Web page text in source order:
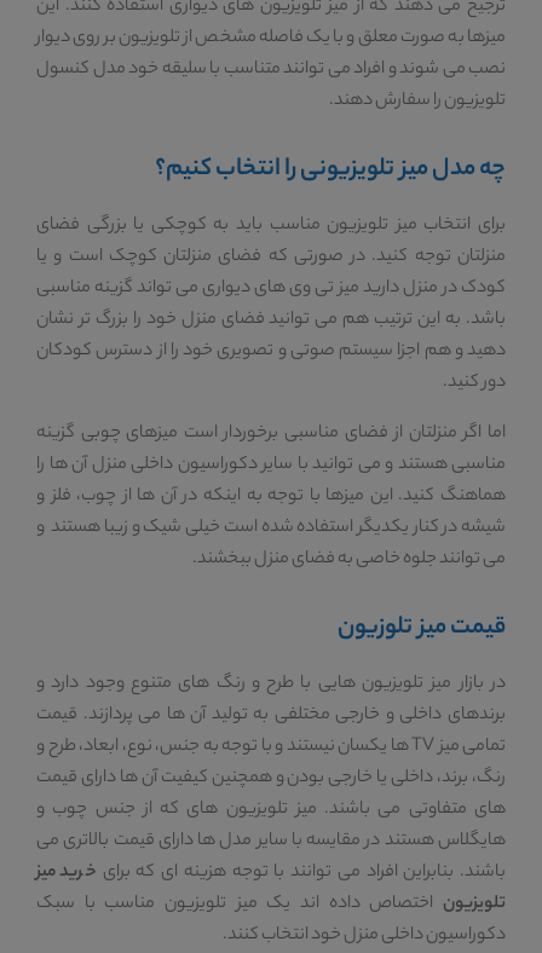
ترجیح می دهند که از میز تلویزیون های دیواری استفاده کنند. این
میزها به صورت معلق و با یک فاصله مشخص از تلویزیون بر روی دیوار
نصب می شوند و افراد می توانند متناسب با سلیقه خود مدل کنسول
تلویزیون را سفارش دهند.
چه مدل میز تلویزیونی را انتخاب کنیم؟
برای انتخاب میز تلویزیون مناسب باید به کوچکی یا بزرگی فضای
منزلتان توجه کنید. در صورتی که فضای منزلتان کوچک است و یا
کودک در منزل دارید میز تی وی های دیواری می تواند گزینه مناسبی
باشد. به این ترتیب هم می توانید فضای منزل خود را بزرگ تر نشان
دهید و هم اجزا سیستم صوتی و تصویری خود را از دسترس کودکان
دور کنید.
اما اگر منزلتان از فضای مناسبی برخوردار است میزهای چوبی گزینه
مناسبی هستند و می توانید با سایر دکوراسیون داخلی منزل آن ها را
هماهنگ کنید. این میزها با توجه به اینکه در آن ها از چوب، فلز و
شیشه در کنار یکدیگر استفاده شده است خیلی شیک و زیبا هستند و
می توانند جلوه خاصی به فضای منزل ببخشند.
قیمت میز تلوزیون
در بازار میز تلویزیون هایی با طرح و رنگ های متنوع وجود دارد و
برندهای داخلی و خارجی مختلفی به تولید آن ها می پردازند. قیمت
تمامی میز TV ها یکسان نیستند و با توجه به جنس، نوع، ابعاد، طرح و
رنگ، برند، داخلی یا خارجی بودن و همچنین کیفیت آن ها دارای قیمت
های متفاوتی می باشند. میز تلویزیون های که از جنس چوب و
هایگلاس هستند در مقایسه با سایر مدل ها دارای قیمت بالاتری می
باشند. بنابراین افراد می توانند با توجه هزینه ای که برای خرید میز
تلویزیون اختصاص داده اند یک میز تلویزیون مناسب با سبک
دکوراسیون داخلی منزل خود انتخاب کنند.